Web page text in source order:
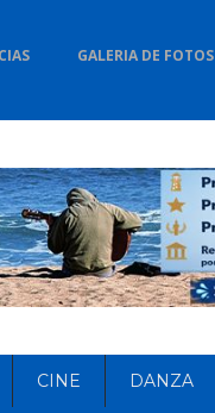
GALERIA DE FOTOS
CINE DANZA